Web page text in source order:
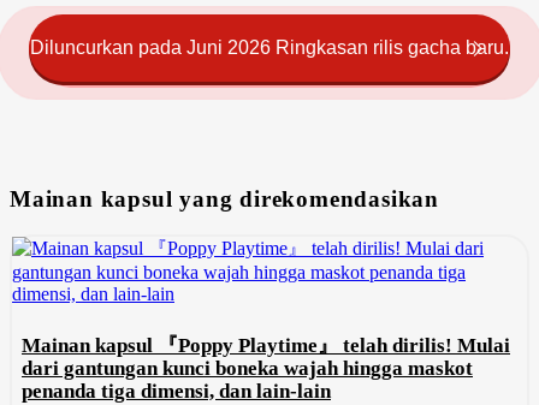
Diluncurkan pada Juni 2026 Ringkasan rilis gacha baru.
Mainan kapsul yang direkomendasikan
Mainan kapsul 『Poppy Playtime』 telah dirilis! Mulai
dari gantungan kunci boneka wajah hingga maskot
penanda tiga dimensi, dan lain-lain